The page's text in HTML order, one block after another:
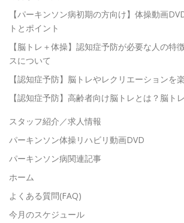
【パーキンソン病初期の方向け】体操動画
トとポイント
【脳トレ＋体操】認知症予防が必要な人の特
スについて
【認知症予防】脳トレやレクリエーションを
【認知症予防】高齢者向け脳トレとは？脳ト
スタッフ紹介／求人情報
パーキンソン体操リハビリ動画DVD
パーキンソン病関連記事
ホーム
よくある質問(FAQ)
今月のスケジュール